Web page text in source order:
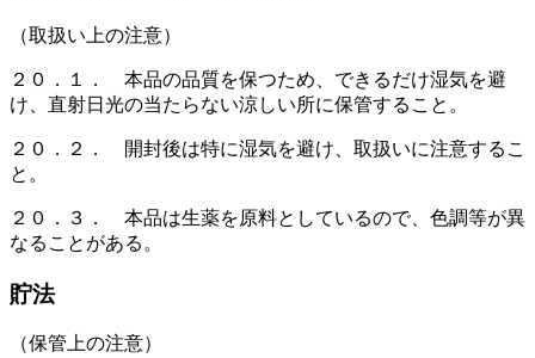
（取扱い上の注意）
２０．１． 本品の品質を保つため、できるだけ湿気を避
け、直射日光の当たらない涼しい所に保管すること。
２０．２． 開封後は特に湿気を避け、取扱いに注意するこ
と。
２０．３． 本品は生薬を原料としているので、色調等が異
なることがある。
貯法
（保管上の注意）